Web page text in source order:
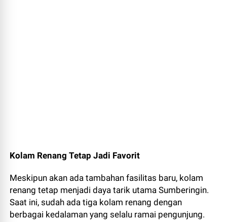
Kolam Renang Tetap Jadi Favorit
Meskipun akan ada tambahan fasilitas baru, kolam
renang tetap menjadi daya tarik utama Sumberingin.
Saat ini, sudah ada tiga kolam renang dengan
berbagai kedalaman yang selalu ramai pengunjung.